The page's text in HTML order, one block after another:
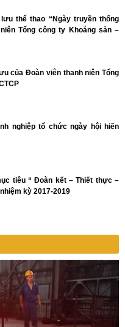
thể thao “Ngày truyền thống
Tổng công ty Khoáng sản –
của Đoàn viên thanh niên Tổng
nghiệp tổ chức ngày hội hiến
tiêu “ Đoàn kết – Thiết thực –
kỳ 2017-2019